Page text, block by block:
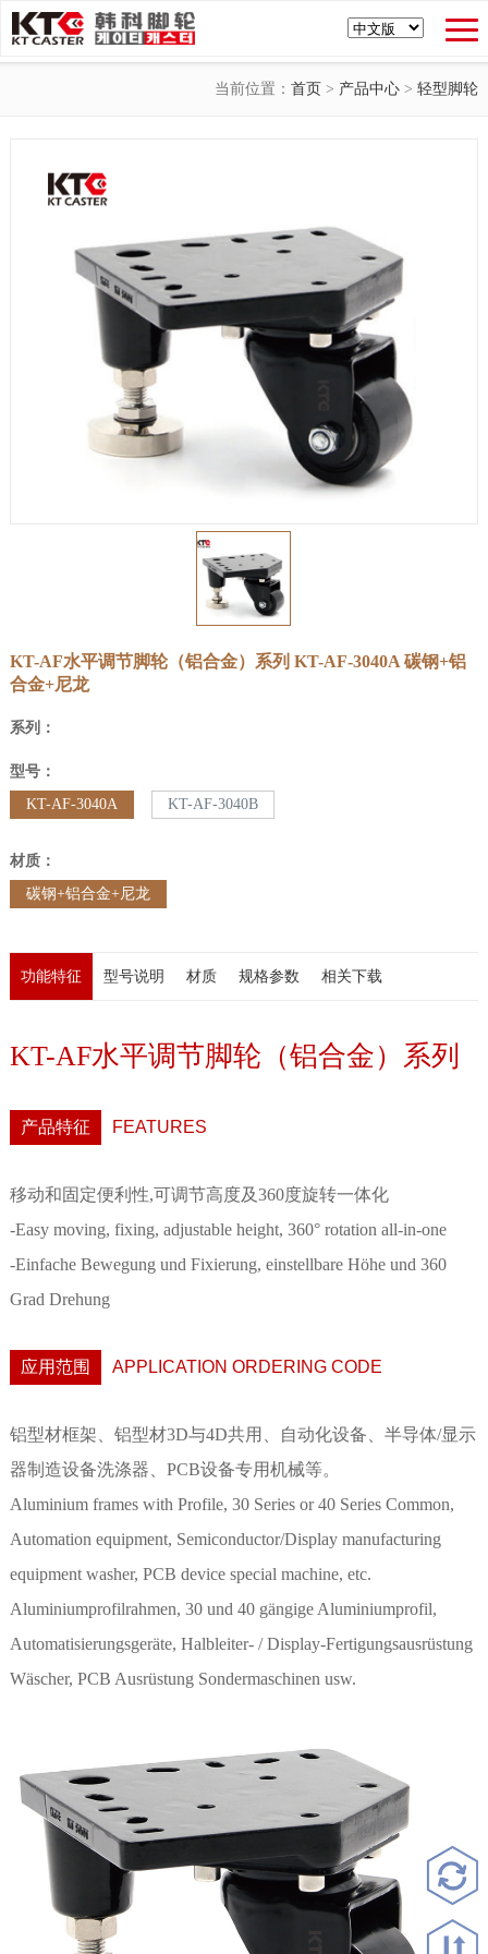
当前位置：首页 > 产品中心 >轻型脚轮
KT-AF水平调节脚轮（铝合金）系列 KT-AF-3040A 碳钢+铝
合金+尼龙
系列：
型号：
KT-AF-3040A
KT-AF-3040B
材质：
碳钢+铝合金+尼龙
功能特征 型号说明 材质 规格参数 相关下载
KT-AF水平调节脚轮（铝合金）系列
产品特征 FEATURES
移动和固定便利性,可调节高度及360度旋转一体化
-Easy moving, fixing, adjustable height, 360° rotation all-in-one
-Einfache Bewegung und Fixierung, einstellbare Höhe und 360
Grad Drehung
应用范围 APPLICATION ORDERING CODE
铝型材框架、铝型材3D与4D共用、自动化设备、半导体/显示
器制造设备洗涤器、PCB设备专用机械等。
Aluminium frames with Profile, 30 Series or 40 Series Common,
Automation equipment, Semiconductor/Display manufacturing
equipment washer, PCB device special machine, etc.
Aluminiumprofilrahmen, 30 und 40 gängige Aluminiumprofil,
Automatisierungsgeräte, Halbleiter- / Display-Fertigungsausrüstung
Wäscher, PCB Ausrüstung Sondermaschinen usw.